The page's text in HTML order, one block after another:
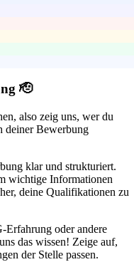
🫡
also zeig uns, wer du
deiner Bewerbung
klar und strukturiert.
wichtige Informationen
deine Qualifikationen zu
Erfahrung oder andere
das wissen! Zeige auf,
der Stelle passen.